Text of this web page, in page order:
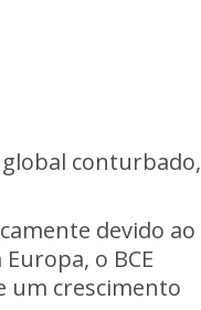
conturbado,
devido ao
o BCE
um crescimento